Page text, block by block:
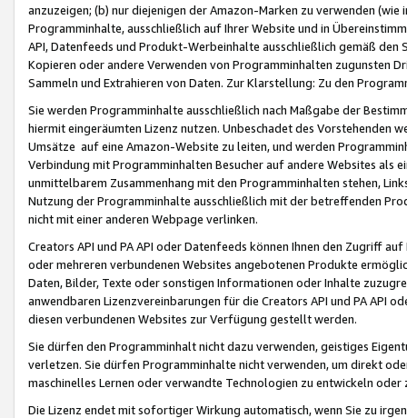
anzuzeigen; (b) nur diejenigen der Amazon-Marken zu verwenden
Programminhalte, ausschließlich auf Ihrer Website und in
API, Datenfeeds und Produkt-Werbeinhalte ausschließlich gemäß
Kopieren oder andere Verwenden von Programminhalten zugunsten
Sammeln und Extrahieren von Daten. Zur Klarstellung: Zu den
Sie werden Programminhalte ausschließlich nach Maßgabe der
hiermit eingeräumten Lizenz nutzen. Unbeschadet des Vorstehenden
Umsätze auf eine Amazon-Website zu leiten, und werden
Verbindung mit Programminhalten Besucher auf andere Websites als
unmittelbarem Zusammenhang mit den Programminhalten stehen,
Nutzung der Programminhalte ausschließlich mit der betreffenden
nicht mit einer anderen Webpage verlinken.
Creators API und PA API oder Datenfeeds können Ihnen den Zugriff
oder mehreren verbundenen Websites angebotenen Produkte
Daten, Bilder, Texte oder sonstigen Informationen oder Inhalte
anwendbaren Lizenzvereinbarungen für die Creators API und PA API
diesen verbundenen Websites zur Verfügung gestellt werden.
Sie dürfen den Programminhalt nicht dazu verwenden, geistiges
verletzen. Sie dürfen Programminhalte nicht verwenden, um direkt
maschinelles Lernen oder verwandte Technologien zu entwickeln
Die Lizenz endet mit sofortiger Wirkung automatisch, wenn Sie zu